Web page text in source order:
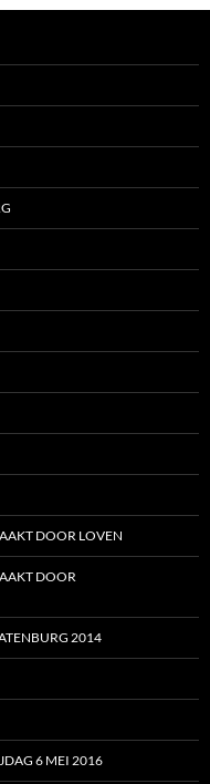
DOOR LOVEN
DOOR
2014
6 MEI 2016